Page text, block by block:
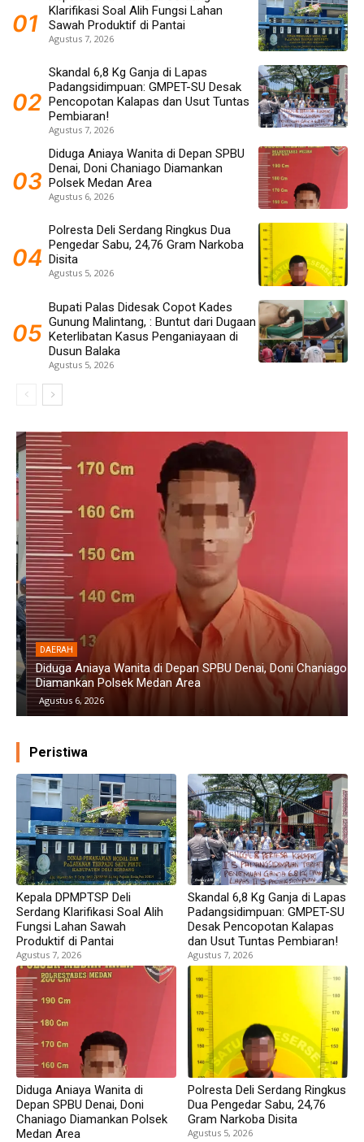
Klarifikasi Soal Alih Fungsi Lahan
Sawah Produktif di Pantai
Agustus 7, 2026
Skandal 6,8 Kg Ganja di Lapas
Padangsidimpuan: GMPET-SU Desak
Pencopotan Kalapas dan Usut Tuntas
Pembiaran!
Agustus 7, 2026
Diduga Aniaya Wanita di Depan SPBU
Denai, Doni Chaniago Diamankan
Polsek Medan Area
Agustus 6, 2026
Polresta Deli Serdang Ringkus Dua
Pengedar Sabu, 24,76 Gram Narkoba
Disita
Agustus 5, 2026
Bupati Palas Didesak Copot Kades
Gunung Malintang, : Buntut dari Dugaan
Keterlibatan Kasus Penganiayaan di
Dusun Balaka
Agustus 5, 2026
DAERAH
Diduga Aniaya Wanita di Depan SPBU Denai, Doni Chaniago
Diamankan Polsek Medan Area
Agustus 6, 2026
Peristiwa
Kepala DPMPTSP Deli
Serdang Klarifikasi Soal Alih
Fungsi Lahan Sawah
Produktif di Pantai
Agustus 7, 2026
Skandal 6,8 Kg Ganja di Lapas
Padangsidimpuan: GMPET-SU
Desak Pencopotan Kalapas
dan Usut Tuntas Pembiaran!
Agustus 7, 2026
Diduga Aniaya Wanita di
Depan SPBU Denai, Doni
Chaniago Diamankan Polsek
Medan Area
Polresta Deli Serdang Ringkus
Dua Pengedar Sabu, 24,76
Gram Narkoba Disita
Agustus 5, 2026